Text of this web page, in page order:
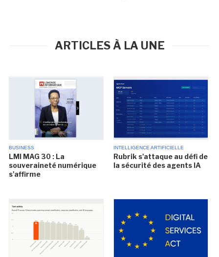
ARTICLES À LA UNE
BUSINESS
LMI MAG 30 : La
souveraineté numérique
s'affirme
INTELLIGENCE ARTIFICIELLE
Rubrik s'attaque au défi de
la sécurité des agents IA